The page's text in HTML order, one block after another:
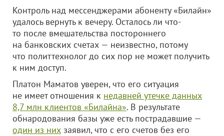
Контроль над мессенджерами абоненту «Билайн»
удалось вернуть к вечеру. Осталось ли что-
то после вмешательства постороннего
на банковских счетах — неизвестно, потому
что политтехнолог до сих пор не может получить
к ним доступ.
Платон Маматов уверен, что его ситуация
не имеет отношения к недавней утечке данных
8,7 млн клиентов «Билайна». В результате
обнародования базы уже есть пострадавшие —
один из них заявил, что с его счетов без его